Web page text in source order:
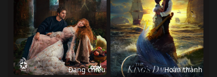
Đang chiếu
Hoàn thành